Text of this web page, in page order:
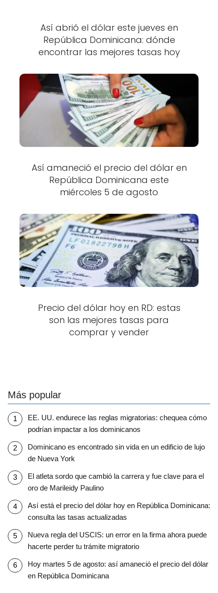
Así abrió el dólar este jueves en
República Dominicana: dónde
encontrar las mejores tasas hoy
Así amaneció el precio del dólar en
República Dominicana este
miércoles 5 de agosto
Precio del dólar hoy en RD: estas
son las mejores tasas para
comprar y vender
Más popular
EE. UU. endurece las reglas migratorias: chequea cómo
podrían impactar a los dominicanos
Dominicano es encontrado sin vida en un edificio de lujo
de Nueva York
El atleta sordo que cambió la carrera y fue clave para el
oro de Marileidy Paulino
Así está el precio del dólar hoy en República Dominicana:
consulta las tasas actualizadas
Nueva regla del USCIS: un error en la firma ahora puede
hacerte perder tu trámite migratorio
Hoy martes 5 de agosto: así amaneció el precio del dólar
en República Dominicana